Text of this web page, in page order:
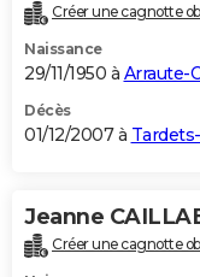
Créer une cagnotte
Naissance
29/11/1950 à Arraute-
Décès
01/12/2007 à
Jeanne
Créer une cagnotte